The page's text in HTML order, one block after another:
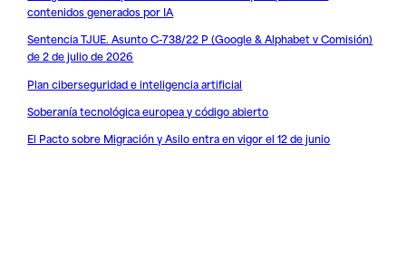
contenidos generados por IA
Sentencia TJUE. Asunto C-738/22 P (Google & Alphabet v Comisión)
de 2 de julio de 2026
Plan ciberseguridad e inteligencia artificial
Soberanía tecnológica europea y código abierto
El Pacto sobre Migración y Asilo entra en vigor el 12 de junio